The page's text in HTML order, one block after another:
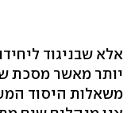
אלא שבניגוד
יותר מאשר מסכת
משאלות היסוד